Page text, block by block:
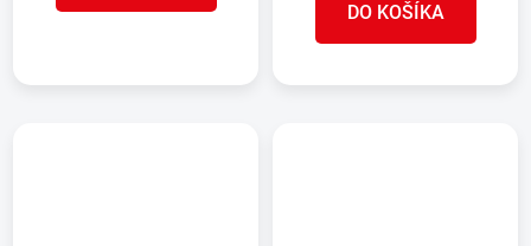
DO KOŠÍKA